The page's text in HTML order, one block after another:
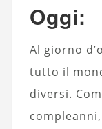
Oggi:
Al giorno
tutto il
diversi.